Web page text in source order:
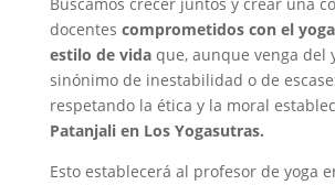
Buscamos crecer juntos y crear una
docentes comprometidos con el
estilo de vidaque, aunque venga del
sinónimo de inestabilidad o de
respetando la ética y la moral
Patanjali en Los Yogasutras.
Esto establecerá al profesor de yoga